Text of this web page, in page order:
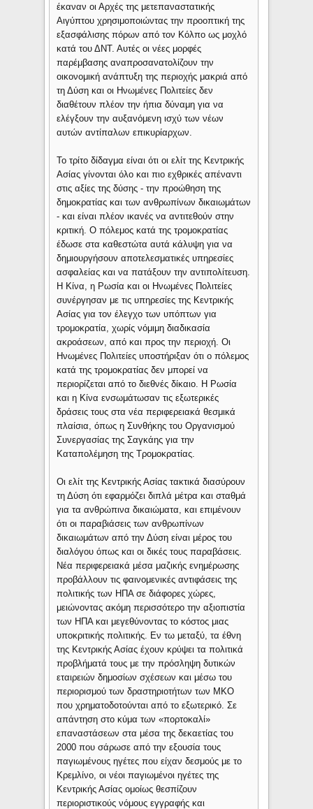
έκαναν οι Αρχές της μετεπαναστατικής
Αιγύπτου χρησιμοποιώντας την προοπτική της
εξασφάλισης πόρων από τον Κόλπο ως μοχλό
κατά του ΔΝΤ. Αυτές οι νέες μορφές
παρέμβασης αναπροσανατολίζουν την
οικονομική ανάπτυξη της περιοχής μακριά από
τη Δύση και οι Ηνωμένες Πολιτείες δεν
διαθέτουν πλέον την ήπια δύναμη για να
ελέγξουν την αυξανόμενη ισχύ των νέων
αυτών αντίπαλων επικυρίαρχων.
Το τρίτο δίδαγμα είναι ότι οι ελίτ της Κεντρικής
Ασίας γίνονται όλο και πιο εχθρικές απέναντι
στις αξίες της δύσης - την προώθηση της
δημοκρατίας και των ανθρωπίνων δικαιωμάτων
- και είναι πλέον ικανές να αντιτεθούν στην
κριτική. Ο πόλεμος κατά της τρομοκρατίας
έδωσε στα καθεστώτα αυτά κάλυψη για να
δημιουργήσουν αποτελεσματικές υπηρεσίες
ασφαλείας και να πατάξουν την αντιπολίτευση.
Η Κίνα, η Ρωσία και οι Ηνωμένες Πολιτείες
συνέργησαν με τις υπηρεσίες της Κεντρικής
Ασίας για τον έλεγχο των υπόπτων για
τρομοκρατία, χωρίς νόμιμη διαδικασία
ακροάσεων, από και προς την περιοχή. Οι
Ηνωμένες Πολιτείες υποστήριξαν ότι ο πόλεμος
κατά της τρομοκρατίας δεν μπορεί να
περιορίζεται από το διεθνές δίκαιο. Η Ρωσία
και η Κίνα ενσωμάτωσαν τις εξωτερικές
δράσεις τους στα νέα περιφερειακά θεσμικά
πλαίσια, όπως η Συνθήκης του Οργανισμού
Συνεργασίας της Σαγκάης για την
Καταπολέμηση της Τρομοκρατίας.
Οι ελίτ της Κεντρικής Ασίας τακτικά διασύρουν
τη Δύση ότι εφαρμόζει διπλά μέτρα και σταθμά
για τα ανθρώπινα δικαιώματα, και επιμένουν
ότι οι παραβιάσεις των ανθρωπίνων
δικαιωμάτων από την Δύση είναι μέρος του
διαλόγου όπως και οι δικές τους παραβάσεις.
Νέα περιφερειακά μέσα μαζικής ενημέρωσης
προβάλλουν τις φαινομενικές αντιφάσεις της
πολιτικής των ΗΠΑ σε διάφορες χώρες,
μειώνοντας ακόμη περισσότερο την αξιοπιστία
των ΗΠΑ και μεγεθύνοντας το κόστος μιας
υποκριτικής πολιτικής. Εν τω μεταξύ, τα έθνη
της Κεντρικής Ασίας έχουν κρύψει τα πολιτικά
προβλήματά τους με την πρόσληψη δυτικών
εταιρειών δημοσίων σχέσεων και μέσω του
περιορισμού των δραστηριοτήτων των ΜΚΟ
που χρηματοδοτούνται από το εξωτερικό. Σε
απάντηση στο κύμα των «πορτοκαλί»
επαναστάσεων στα μέσα της δεκαετίας του
2000 που σάρωσε από την εξουσία τους
παγιωμένους ηγέτες που είχαν δεσμούς με το
Κρεμλίνο, οι νέοι παγιωμένοι ηγέτες της
Κεντρικής Ασίας ομοίως θεσπίζουν
περιοριστικούς νόμους εγγραφής και